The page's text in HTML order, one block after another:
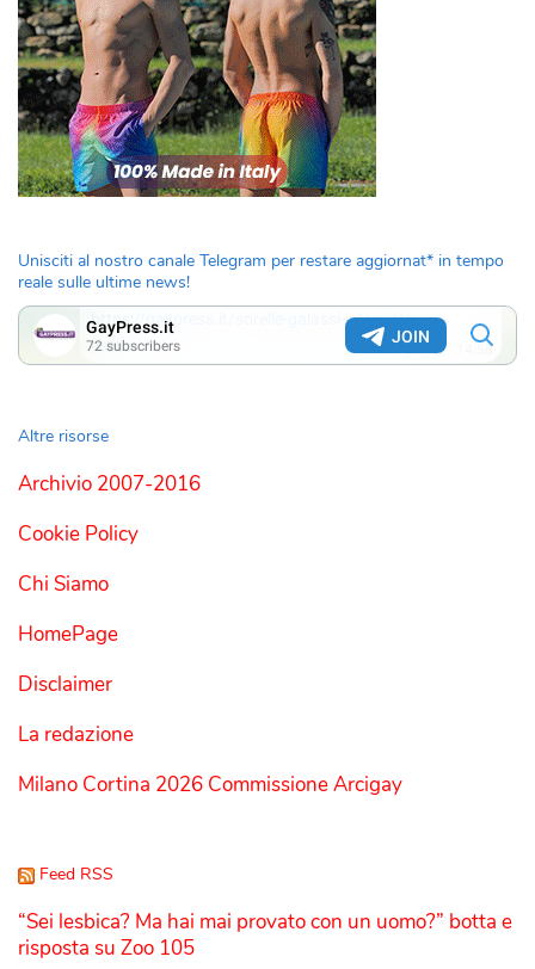
Unisciti al nostro canale Telegram per restare aggiornat* in tempo
reale sulle ultime news!
Altre risorse
Archivio 2007-2016
Cookie Policy
Chi Siamo
HomePage
Disclaimer
La redazione
Milano Cortina 2026 Commissione Arcigay
Feed RSS
“Sei lesbica? Ma hai mai provato con un uomo?” botta e
risposta su Zoo 105